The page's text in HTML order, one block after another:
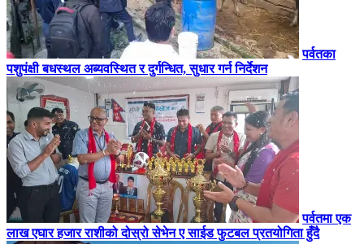
पर्वतका
पशुपंक्षी बधस्थल अब्यवस्थित र दुर्गन्धित, सुधार गर्न निर्देशन
पर्वतमा एक
लाख एघार हजार राशीको दोस्रो सेभेन ए साईड फुटबल प्रतयोगिता हुँदै